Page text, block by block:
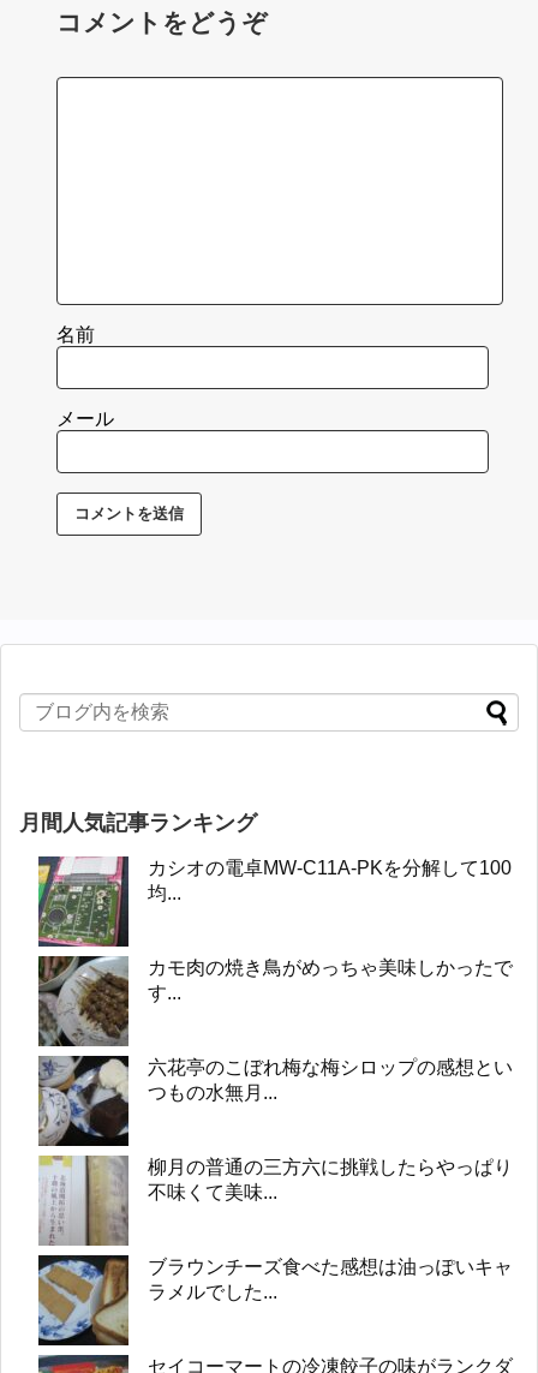
コメントをどうぞ
名前
メール
月間人気記事ランキング
カシオの電卓MW-C11A-PKを分解して100
均...
カモ肉の焼き鳥がめっちゃ美味しかったで
す...
六花亭のこぼれ梅な梅シロップの感想とい
つもの水無月...
柳月の普通の三方六に挑戦したらやっぱり
不味くて美味...
ブラウンチーズ食べた感想は油っぽいキャ
ラメルでした...
セイコーマートの冷凍餃子の味がランクダ